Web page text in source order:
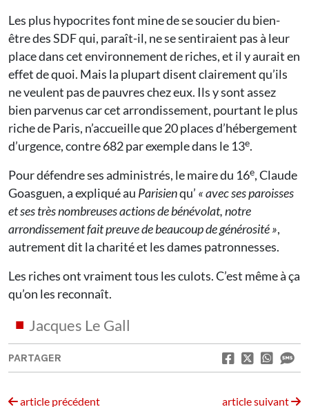
Les plus hypocrites font mine de se soucier du bien-
être des SDF qui, paraît-il, ne se sentiraient pas à leur
place dans cet environnement de riches, et il y aurait en
effet de quoi. Mais la plupart disent clairement qu’ils
ne veulent pas de pauvres chez eux. Ils y sont assez
bien parvenus car cet arrondissement, pourtant le plus
riche de Paris, n’accueille que 20 places d’hébergement
d’urgence, contre 682 par exemple dans le 13e.
Pour défendre ses administrés, le maire du 16e, Claude
Goasguen, a expliqué au Parisienqu’ «avec ses paroisses
et ses très nombreuses actions de bénévolat, notre
arrondissement fait preuve de beaucoup de générosité»,
autrement dit la charité et les dames patronnesses.
Les riches ont vraiment tous les culots. C’est même à ça
qu’on les reconnaît.
Jacques Le Gall
PARTAGER
article précédent article suivant